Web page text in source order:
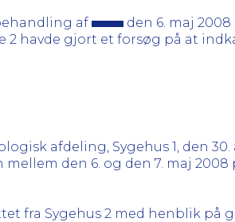
af
den 6. maj
havde gjort et forsøg på at
afdeling, Sygehus 1, den
den 6. og den 7. maj
fra Sygehus 2 med henblik